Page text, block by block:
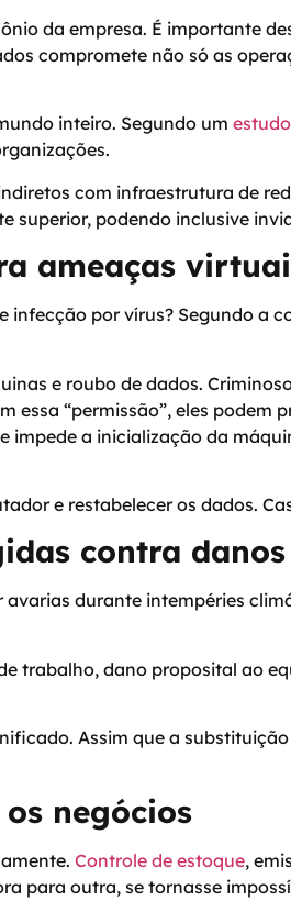
da empresa. É importante
compromete não só as
inteiro. Segundo um
com infraestrutura de
superior, podendo inclusive
ameaças
por vírus? Segundo a
e roubo de dados.
“permissão”, eles podem
impede a inicialização da
e restabelecer os dados.
contra
durante intempéries
trabalho, dano proposital ao
Assim que a
negócios
Controle de estoque,
para outra, se tornasse